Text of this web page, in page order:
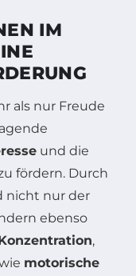
IM
als nur Freude
und die
fördern. Durch
nicht nur der
ebenso
,
motorische